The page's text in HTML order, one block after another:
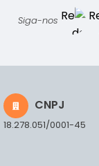
Siga-nos
CNPJ
18.278.051/0001-45